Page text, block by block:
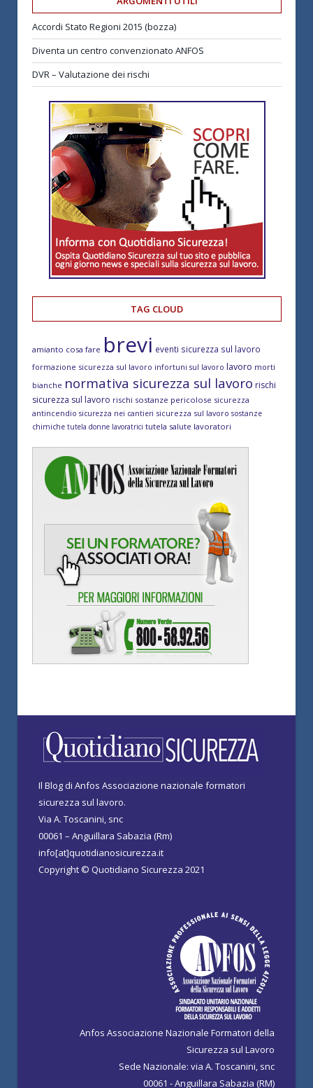
Accordi Stato Regioni 2015 (bozza)
Diventa un centro convenzionato ANFOS
DVR – Valutazione dei rischi
TAG CLOUD
amianto cosa fare brevi eventi sicurezza sul lavoro
formazione sicurezza sul lavoro infortuni sul lavoro lavoro morti
bianche normativa sicurezza sul lavoro rischi
sicurezza sul lavoro rischi sostanze pericolose sicurezza
antincendio sicurezza nei cantieri sicurezza sul lavoro sostanze
chimiche tutela donne lavoratrici tutela salute lavoratori
Il Blog di Anfos Associazione nazionale formatori
sicurezza sul lavoro.
Via A. Toscanini, snc
00061 – Anguillara Sabazia (Rm)
info[at]quotidianosicurezza.it
Copyright © Quotidiano Sicurezza 2021
Anfos Associazione Nazionale Formatori della
Sicurezza sul Lavoro
Sede Nazionale: via A. Toscanini, snc
00061 - Anguillara Sabazia (RM)